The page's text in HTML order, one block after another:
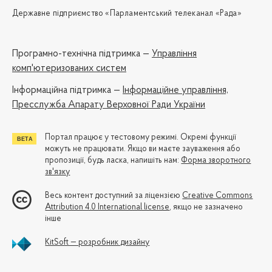
Державне підприємство «Парламентський телеканал «Рада»
Програмно-технічна підтримка — Управління
комп'ютеризованих систем
Iнформаційна підтримка — Інформаційне управління,
Пресслужба Апарату Верховної Ради України
Портал працює у тестовому режимі. Окремі функції
можуть не працювати. Якщо ви маєте зауваження або
пропозиції, будь ласка, напишіть нам: Форма зворотного
зв'язку
Весь контент доступний за ліцензією Creative Commons
Attribution 4.0 International license, якщо не зазначено
інше
KitSoft — розробник дизайну